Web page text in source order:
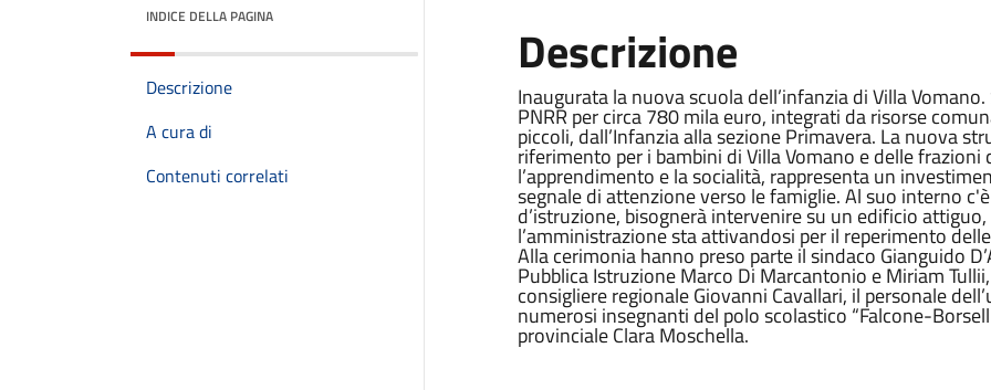
INDICE DELLA PAGINA
Descrizione
A cura di
Contenuti correlati
Descrizione
Inaugurata la nuova scuola dell’infanzia di Villa
PNRR per circa 780 mila euro, integrati da risorse
piccoli, dall’Infanzia alla sezione Primavera. La nuova
riferimento per i bambini di Villa Vomano e delle
l’apprendimento e la socialità, rappresenta un
segnale di attenzione verso le famiglie. Al suo interno
d’istruzione, bisognerà intervenire su un edificio
l’amministrazione sta attivandosi per il reperimento
Alla cerimonia hanno preso parte il sindaco Gianguido
Pubblica Istruzione Marco Di Marcantonio e Miriam
consigliere regionale Giovanni Cavallari, il personale
numerosi insegnanti del polo scolastico “Falcone-
provinciale Clara Moschella.